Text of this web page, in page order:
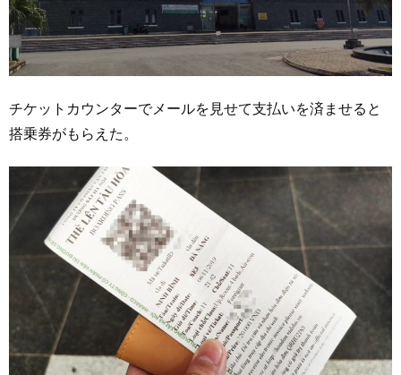
チケットカウンターでメールを見せて支払いを済ませると
搭乗券がもらえた。